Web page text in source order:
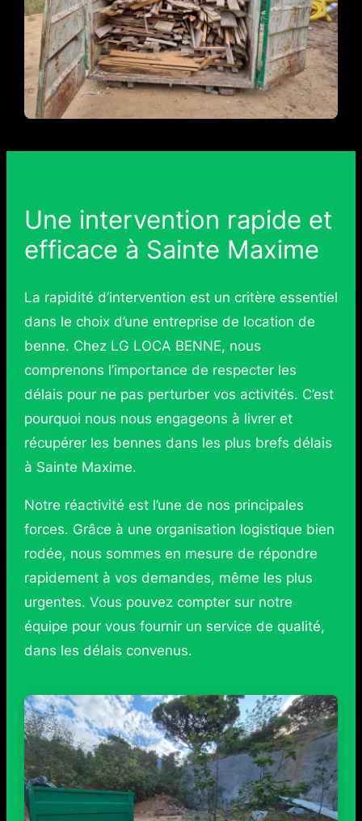
Une intervention rapide et
efficace à Sainte Maxime
La rapidité d’intervention est un critère essentiel
dans le choix d’une entreprise de location de
benne. Chez LG LOCA BENNE, nous
comprenons l’importance de respecter les
délais pour ne pas perturber vos activités. C’est
pourquoi nous nous engageons à livrer et
récupérer les bennes dans les plus brefs délais
à Sainte Maxime.
Notre réactivité est l’une de nos principales
forces. Grâce à une organisation logistique bien
rodée, nous sommes en mesure de répondre
rapidement à vos demandes, même les plus
urgentes. Vous pouvez compter sur notre
équipe pour vous fournir un service de qualité,
dans les délais convenus.